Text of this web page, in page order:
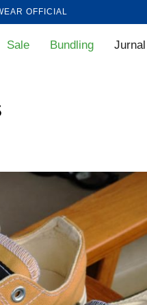
OFFICIAL
Sale Bundling Jurnal